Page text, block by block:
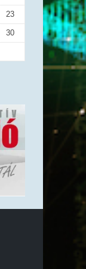
23
30